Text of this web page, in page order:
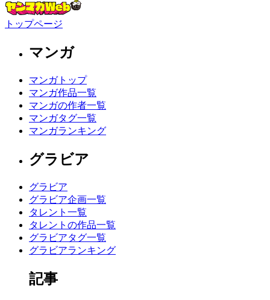
トップページ
マンガ
マンガトップ
マンガ作品一覧
マンガの作者一覧
マンガタグ一覧
マンガランキング
グラビア
グラビア
グラビア企画一覧
タレント一覧
タレントの作品一覧
グラビアタグ一覧
グラビアランキング
記事